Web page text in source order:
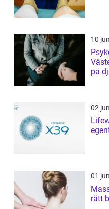
10
på
02
01
rätt